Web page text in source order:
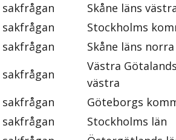
sakfrågan
Skåne läns
sakfrågan
Stockholms
sakfrågan
Skåne läns
sakfrågan
Västra
västra
sakfrågan
Göteborgs
sakfrågan
Stockholms län